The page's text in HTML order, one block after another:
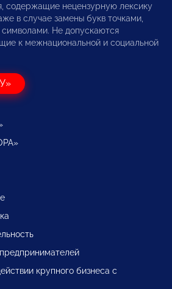
содержащие нецензурную лексику
в случае замены букв точками,
Не допускаются
к межнациональной и социальной
крупного бизнеса с